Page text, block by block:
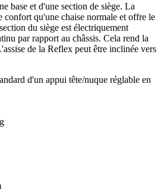
base et d'une section de siège. La
confort qu'une chaise normale et offre le
du siège est électriquement
par rapport au châssis. Cela rend la
de la Reflex peut être inclinée vers
d'un appui tête/nuque réglable en